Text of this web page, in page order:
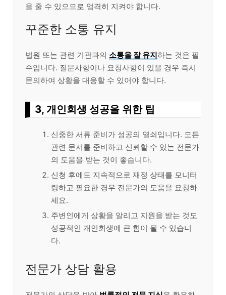
을 줄 수 있으므로 엄격히 지켜야 합니다.
꾸준한 소통 유지
법원 또는 관련 기관과의 소통을 잘 유지하는 것은 필
수입니다. 질문사항이나 요청사항이 있을 경우 즉시
문의하여 상황을 대응할 수 있어야 합니다.
3, 개인회생 성공을 위한 팁
신중한 서류 준비가 성공의 열쇠입니다. 모든
관련 문서를 준비하고 신뢰할 수 있는 전문가
의 도움을 받는 것이 좋습니다.
신청 후에도 지속적으로 재정 상태를 모니터
링하고 필요한 경우 전문가의 도움을 요청하
세요.
주변인에게 상황을 알리고 지원을 받는 것도
성공적인 개인회생에 큰 힘이 될 수 있습니
다.
전문가 상담 활용